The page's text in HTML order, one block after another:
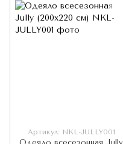
Артикул: NKL-JULLY001